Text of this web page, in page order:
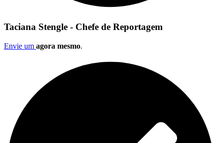
Taciana Stengle - Chefe de Reportagem
Envie um agora mesmo.